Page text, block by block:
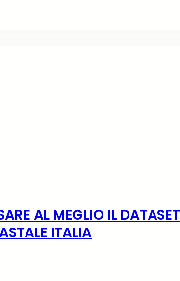
AL MEGLIO IL DATASET
ITALIA